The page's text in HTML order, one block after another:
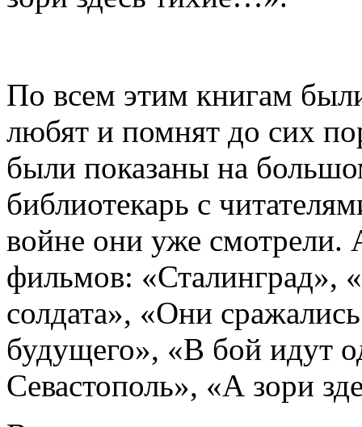
По всем этим книгам
любят и помнят до сих
были показаны на
библиотекарь с
войне они уже смотрели.
фильмов: «Сталинград»,
солдата», «Они
будущего», «В бой идут
Севастополь», «А зори